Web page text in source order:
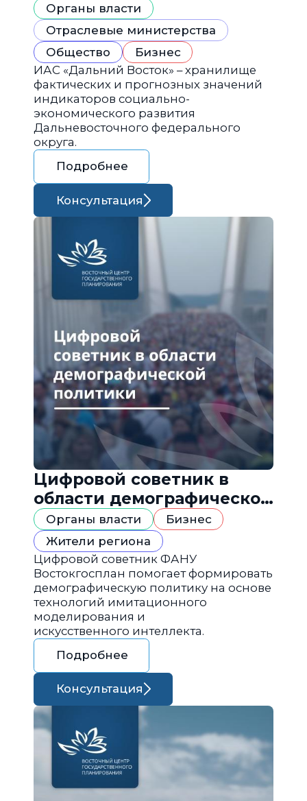
Органы власти
Отраслевые министерства
Общество
Бизнес
ИАС «Дальний Восток» – хранилище
фактических и прогнозных значений
индикаторов социально-
экономического развития
Дальневосточного федерального
округа.
Подробнее
Консультация
Цифровой советник в
области демографической
политики
Органы власти
Бизнес
Жители региона
Цифровой советник ФАНУ
Востокгосплан помогает формировать
демографическую политику на основе
технологий имитационного
моделирования и
искусственного интеллекта.
Подробнее
Консультация